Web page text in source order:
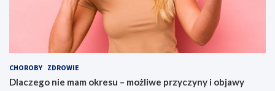
CHOROBY ZDROWIE
Dlaczego nie mam okresu – możliwe przyczyny i objawy